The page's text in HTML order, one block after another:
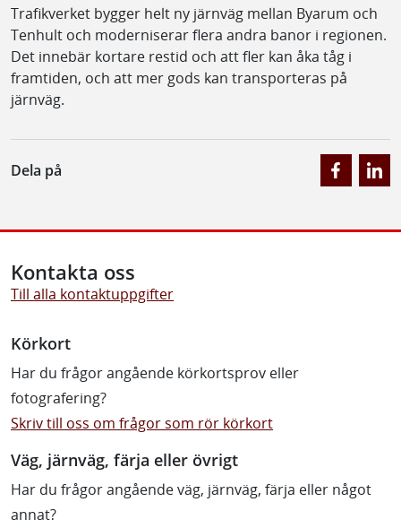
Trafikverket bygger helt ny järnväg mellan Byarum och
Tenhult och moderniserar flera andra banor i regionen.
Det innebär kortare restid och att fler kan åka tåg i
framtiden, och att mer gods kan transporteras på
järnväg.
Dela på
Kontakta oss
Till alla kontaktuppgifter
Körkort
Har du frågor angående körkortsprov eller
fotografering?
Skriv till oss om frågor som rör körkort
Väg, järnväg, färja eller övrigt
Har du frågor angående väg, järnväg, färja eller något
annat?